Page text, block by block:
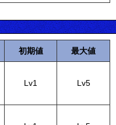
初期値 最大値
Lv1 Lv5